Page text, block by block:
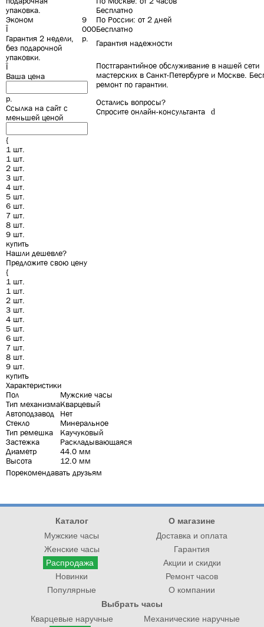
упаковка.
Эконом
Î
Гарантия 2 недели,
без подарочной
упаковки.
9
000
р.
Î
Ваша цена
р.
Ссылка на сайт с
меньшей ценой
{
1 шт.
1 шт.
2 шт.
3 шт.
4 шт.
5 шт.
6 шт.
7 шт.
8 шт.
9 шт.
купить
Нашли дешевле?
Предложите свою цену
{
1 шт.
1 шт.
2 шт.
3 шт.
4 шт.
5 шт.
6 шт.
7 шт.
8 шт.
9 шт.
купить
Бесплатно
По России: от 2 дней
Бесплатно
Гарантия надежности
Постгарантийное обслуживание в нашей сети
мастерских в Санкт-Петербурге и Москве.
ремонт по гарантии.
Остались вопросы?
Спросите онлайн-консультанта
d
Характеристики
Пол
Мужские часы
Тип механизмаКварцевый
Автоподзавод
Нет
Стекло
Минеральное
Тип ремешка
Каучуковый
Застежка
Раскладывающаяся
Диаметр
44.0 мм
Высота
12.0 мм
Порекомендавать друзьям
Выбрать часы
Каталог О магазине
Кварцевые наручные
Доставка и оплата
Гарантия
Акции и скидки
Ремонт часов
О компании
Мужские часы
Женские часы
Распродажа
Новинки
Популярные
Механические наручные